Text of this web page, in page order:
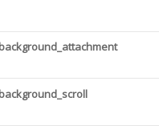
background_attachment
background_scroll